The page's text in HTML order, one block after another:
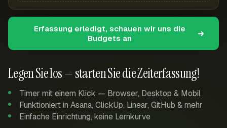
Legen Sie los — starten Sie die Zeiterfassung!
Timer mit einem Klick — Browser, Desktop & Mobil
Funktioniert in Asana, ClickUp, Linear, GitHub & mehr
Einfache Einrichtung, keine Lernkurve
Erfassung erledigt, schauen wir uns die
Budgets an